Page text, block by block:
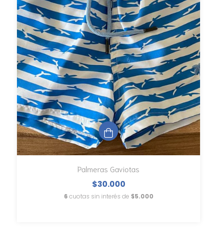
Palmeras Gaviotas
$30.000
6 cuotas sin interés de $5.000